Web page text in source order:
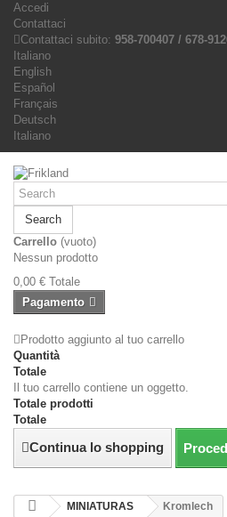
Accedi
Contattaci
Contattaci subito: 958-700407 / 678-
Italiano
English
Español
Français
Deutsch
Italiano
Search
Carrello (vuoto)
Nessun prodotto
0,00 € Totale
Pagamento
Prodotto aggiunto al tuo carrello
Quantità
Totale
Il tuo carrello contiene un oggetto.
Totale prodotti
Totale
Continua lo shopping
MINIATURAS Kromlech